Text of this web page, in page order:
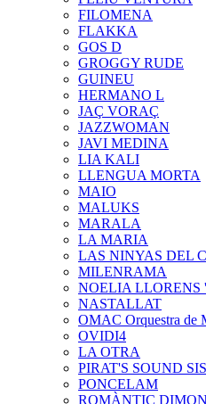
FILOMENA
FLAKKA
GOS D
GROGGY RUDE
GUINEU
HERMANO L
JAÇ VORAÇ
JAZZWOMAN
JAVI MEDINA
LIA KALI
LLENGUA MORTA
MAIO
MALUKS
MARALA
LA MARIA
LAS NINYAS DEL
MILENRAMA
NOELIA LLORENS
NASTALLAT
OMAC Orquestra de
OVIDI4
LA OTRA
PIRAT'S SOUND
PONCELAM
ROMÀNTIC